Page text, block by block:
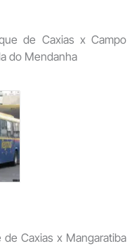
de Caxias x Campo
do Mendanha
de Caxias x Mangaratiba